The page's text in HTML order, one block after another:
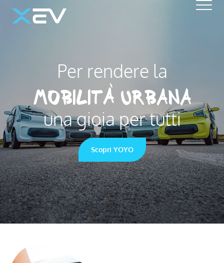
Menu
Per rendere la
Mobilità urbana
una gioia per tutti
Scopri YOYO